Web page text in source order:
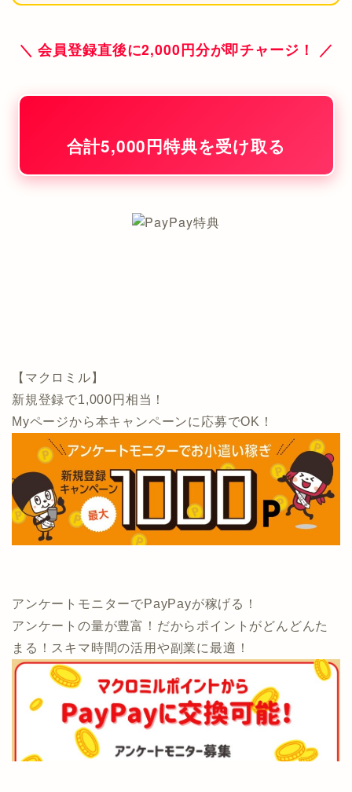
＼ 会員登録直後に2,000円分が即チャージ！ ／
合計5,000円特典を受け取る
【マクロミル】
新規登録で1,000円相当！
Myページから本キャンペーンに応募でOK！
アンケートモニターでPayPayが稼げる！
アンケートの量が豊富！だからポイントがどんどんた
まる！スキマ時間の活用や副業に最適！